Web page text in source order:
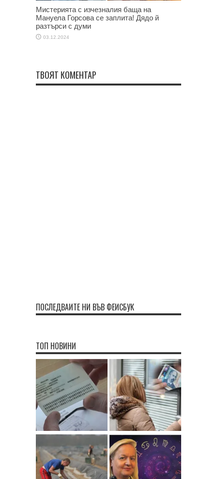
Мистерията с изчезналия баща на
Мануела Горсова се заплита! Дядо й
разтърси с думи
03.12.2024
ТВОЯТ КОМЕНТАР
ПОСЛЕДВАЙТЕ НИ ВЪВ ФЕЙСБУК
ТОП НОВИНИ